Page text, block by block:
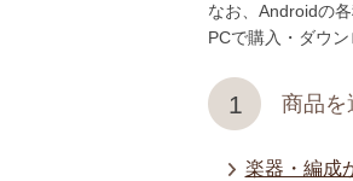
なお、Androidの
PCで購入・ダウ
1 商品を
楽器・編成